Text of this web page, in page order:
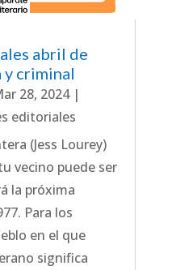
abril de
y criminal
28, 2024|
editoriales
(Jess Lourey)
vecino puede ser
la próxima
Para los
en el que
significa